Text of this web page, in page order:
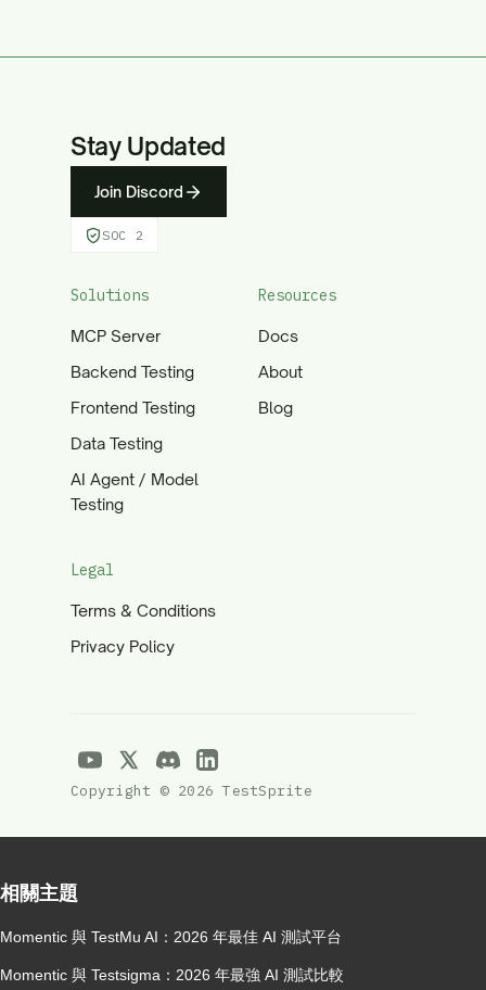
Stay Updated
Join Discord
SOC 2
Solutions
MCP Server
Backend Testing
Frontend Testing
Data Testing
AI Agent / Model
Testing
Resources
Docs
About
Blog
Legal
Terms & Conditions
Privacy Policy
Copyright © 2026 TestSprite
相關主題
Momentic 與 TestMu AI：2026 年最佳 AI 測試平台
Momentic 與 Testsigma：2026 年最強 AI 測試比較